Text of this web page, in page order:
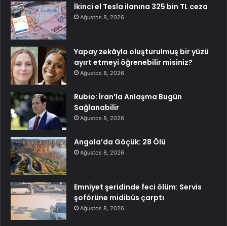
İkinci el Tesla ilanına 325 bin TL ceza
Ağustos 8, 2026
Yapay zekâyla oluşturulmuş bir yüzü
ayırt etmeyi öğrenebilir misiniz?
Ağustos 8, 2026
Rubio: İran’la Anlaşma Bugün
Sağlanabilir
Ağustos 8, 2026
Angola’da Göçük: 28 Ölü
Ağustos 8, 2026
Emniyet şeridinde feci ölüm: Servis
şoförüne midibüs çarptı
Ağustos 8, 2026